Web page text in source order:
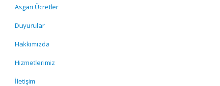
Asgari Ücretler
Duyurular
Hakkımızda
Hizmetlerimiz
İletişim